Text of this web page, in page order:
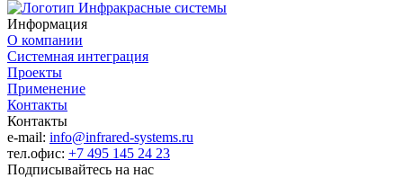
Информация
О компании
Системная интеграция
Проекты
Применение
Контакты
Контакты
e-mail: info@infrared-systems.ru
тел.офис: +7 495 145 24 23
Подписывайтесь на нас